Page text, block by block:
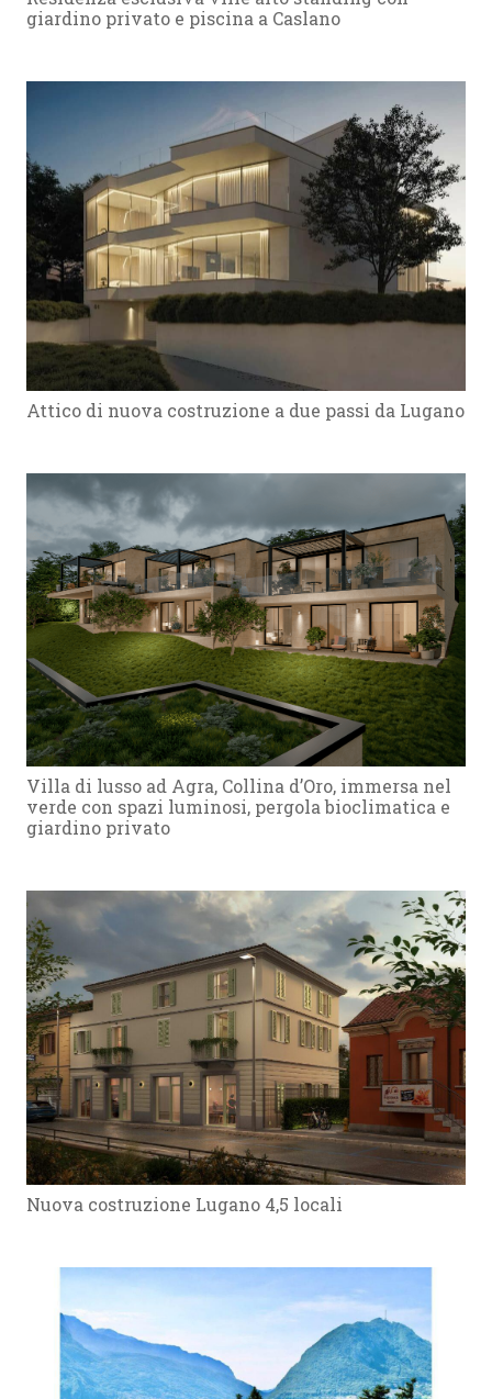
giardino privato e piscina a Caslano
Attico di nuova costruzione a due passi da Lugano
Villa di lusso ad Agra, Collina d’Oro, immersa nel
verde con spazi luminosi, pergola bioclimatica e
giardino privato
Nuova costruzione Lugano 4,5 locali